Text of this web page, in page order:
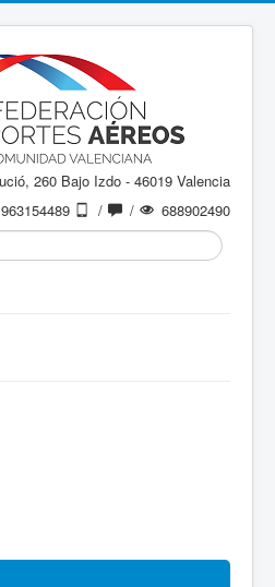
260 Bajo Izdo - 46019 Valencia
963154489 / /
688902490